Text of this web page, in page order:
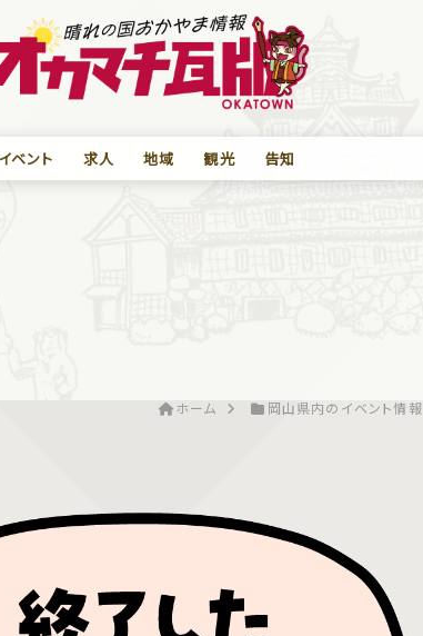
イベント 求人 地域 観光 告知
ホーム 岡山県内のイベント情報